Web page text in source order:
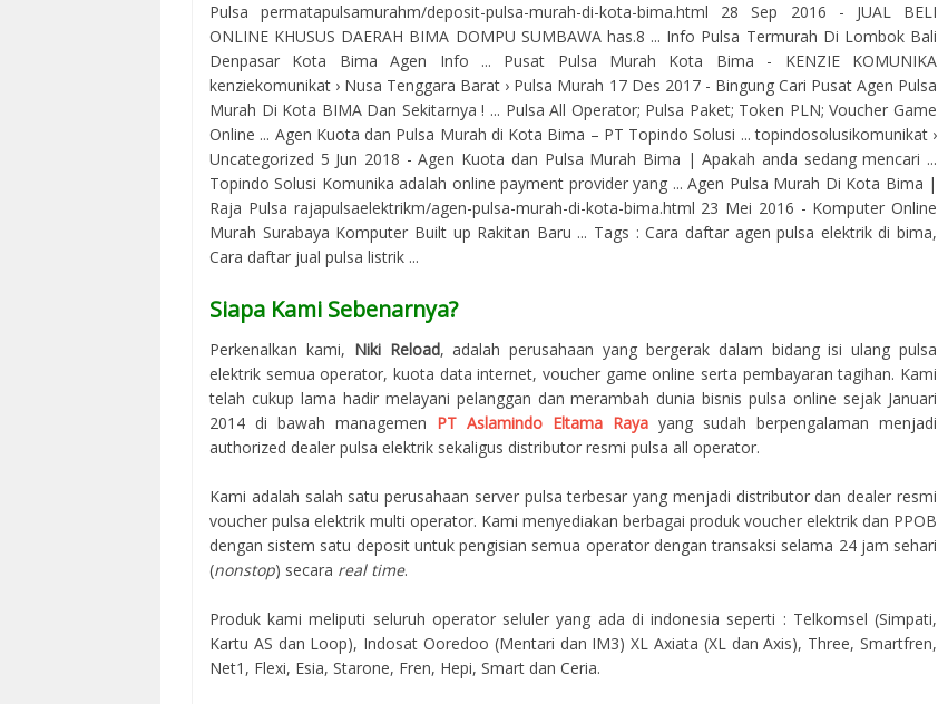
Pulsa permatapulsamurahm/deposit-pulsa-murah-di-kota-bima.html 28 Sep 2016 - JUAL BELI
ONLINE KHUSUS DAERAH BIMA DOMPU SUMBAWA has.8 ... Info Pulsa Termurah Di Lombok Bali
Denpasar Kota Bima Agen Info ... Pusat Pulsa Murah Kota Bima - KENZIE KOMUNIKA
kenziekomunikat › Nusa Tenggara Barat › Pulsa Murah 17 Des 2017 - Bingung Cari Pusat Agen Pulsa
Murah Di Kota BIMA Dan Sekitarnya ! ... Pulsa All Operator; Pulsa Paket; Token PLN; Voucher Game
Online ... Agen Kuota dan Pulsa Murah di Kota Bima – PT Topindo Solusi ... topindosolusikomunikat ›
Uncategorized 5 Jun 2018 - Agen Kuota dan Pulsa Murah Bima | Apakah anda sedang mencari ...
Topindo Solusi Komunika adalah online payment provider yang ... Agen Pulsa Murah Di Kota Bima |
Raja Pulsa rajapulsaelektrikm/agen-pulsa-murah-di-kota-bima.html 23 Mei 2016 - Komputer Online
Murah Surabaya Komputer Built up Rakitan Baru ... Tags : Cara daftar agen pulsa elektrik di bima,
Cara daftar jual pulsa listrik ...
Siapa Kami Sebenarnya?
Perkenalkan kami, Niki Reload, adalah perusahaan yang bergerak dalam bidang isi ulang pulsa
elektrik semua operator, kuota data internet, voucher game online serta pembayaran tagihan. Kami
telah cukup lama hadir melayani pelanggan dan merambah dunia bisnis pulsa online sejak Januari
2014 di bawah managemen PT Aslamindo Eltama Raya yang sudah berpengalaman menjadi
authorized dealer pulsa elektrik sekaligus distributor resmi pulsa all operator.
Kami adalah salah satu perusahaan server pulsa terbesar yang menjadi distributor dan dealer resmi
voucher pulsa elektrik multi operator. Kami menyediakan berbagai produk voucher elektrik dan PPOB
dengan sistem satu deposit untuk pengisian semua operator dengan transaksi selama 24 jam sehari
(nonstop) secara real time.
Produk kami meliputi seluruh operator seluler yang ada di indonesia seperti : Telkomsel (Simpati,
Kartu AS dan Loop), Indosat Ooredoo (Mentari dan IM3) XL Axiata (XL dan Axis), Three, Smartfren,
Net1, Flexi, Esia, Starone, Fren, Hepi, Smart dan Ceria.